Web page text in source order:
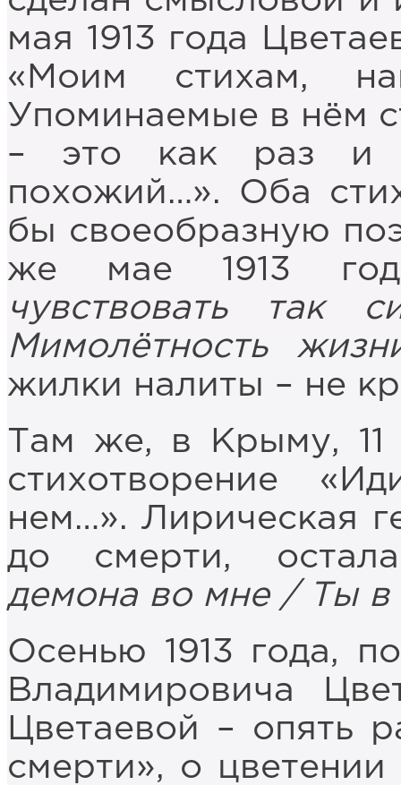
мая 1913 года
«Моим стихам,
Упоминаемые в нём
– это как раз и
похожий…». Оба
бы своеобразную
же мае 1913
чувствовать так
Мимолётность
жилки налиты – не
Там же, в Крыму, 11
стихотворение
нем…». Лирическая
до смерти,
демона во мне / Ты в
Осенью 1913 года,
Владимировича
Цветаевой – опять
смерти», о